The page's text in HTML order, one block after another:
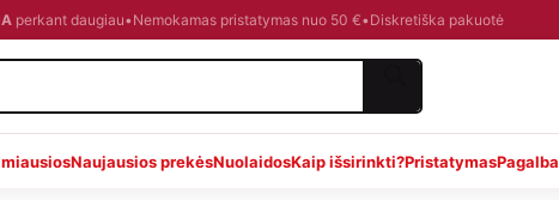
perkant daugiau• Nemokamas pristatymas nuo 50 €• Diskretiška pakuotė
Naujausios prekėsNuolaidosKaip išsirinkti?PristatymasPagalba